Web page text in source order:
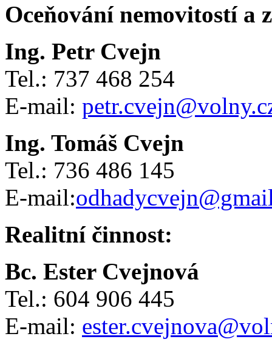
Oceňování nemovitostí a
Ing. Petr Cvejn
Tel.: 737 468 254
E-mail:
Ing. Tomáš Cvejn
Tel.: 736 486 145
E-mail:
Realitní činnost:
Bc. Ester Cvejnová
Tel.: 604 906 445
E-mail: